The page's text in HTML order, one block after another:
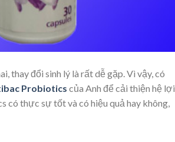
thay đổi sinh lý là rất dễ gặp. Vì vậy, có
Probiotics của Anh để cải thiện hệ lợi
có thực sự tốt và có hiệu quả hay không,